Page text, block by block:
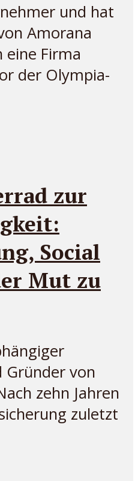
und hat
Amorana
Firma
der Olympia-
zur
Social
Mut zu
Gründer von
zehn Jahren
zuletzt